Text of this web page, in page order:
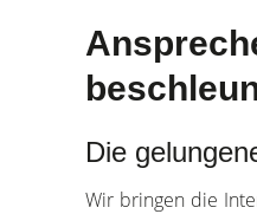
Die
Wir bringen die